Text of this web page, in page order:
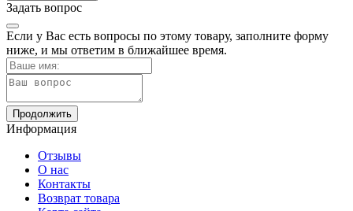
Задать вопрос
Если у Вас есть вопросы по этому товару, заполните форму
ниже, и мы ответим в ближайшее время.
Продолжить
Информация
Отзывы
О нас
Контакты
Возврат товара